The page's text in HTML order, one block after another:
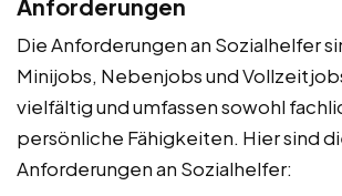
Anforderungen
Die Anforderungen an Sozialhelfer
Minijobs, Nebenjobs und
vielfältig und umfassen sowohl
persönliche Fähigkeiten. Hier sind
Anforderungen an Sozialhelfer: